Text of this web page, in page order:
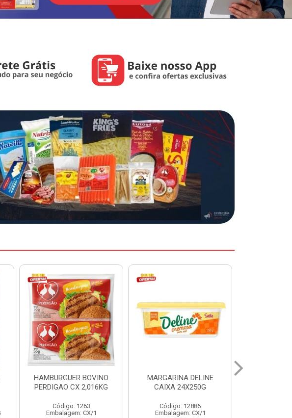
MARGARINA DELINE
CAIXA 24X250G
Código: 12886
Embalagem: CX/1
MARGARINA DELINE
CAIXA 12X500G
Código: 12887
Embalagem: CX/1